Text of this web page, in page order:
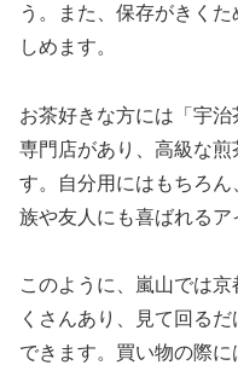
う。また、保存がきく
しめます。
お茶好きな方には「宇
専門店があり、高級な
す。自分用にはもちろ
族や友人にも喜ばれるア
このように、嵐山では
くさんあり、見て回る
できます。買い物の際